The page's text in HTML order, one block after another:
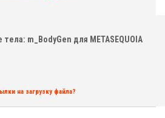
m_BodyGen для METASEQUOIA
на загрузку файла?